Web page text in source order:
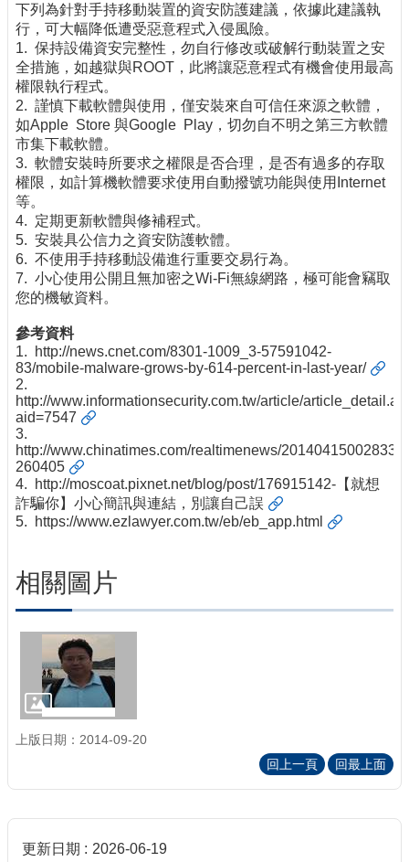
下列為針對手持移動裝置的資安防護建議，依據此建議執
行，可大幅降低遭受惡意程式入侵風險。
1. 保持設備資安完整性，勿自行修改或破解行動裝置之安
全措施，如越獄與ROOT，此將讓惡意程式有機會使用最高
權限執行程式。
2. 謹慎下載軟體與使用，僅安裝來自可信任來源之軟體，
如Apple Store 與Google Play，切勿自不明之第三方軟體
市集下載軟體。
3. 軟體安裝時所要求之權限是否合理，是否有過多的存取
權限，如計算機軟體要求使用自動撥號功能與使用Internet
等。
4. 定期更新軟體與修補程式。
5. 安裝具公信力之資安防護軟體。
6. 不使用手持移動設備進行重要交易行為。
7. 小心使用公開且無加密之Wi-Fi無線網路，極可能會竊取
您的機敏資料。
參考資料
1.
http://news.cnet.com/8301-1009_3-57591042-
83/mobile-malware-grows-by-614-percent-in-last-year/
2.
http://www.informationsecurity.com.tw/article/
aid=7547
3.
http://www.chinatimes.com/realtimenews/20140415002833-
260405
4.
http://moscoat.pixnet.net/blog/post/176915142-【就想
詐騙你】小心簡訊與連結，別讓自己誤
5.
https://www.ezlawyer.com.tw/eb/eb_app.html
相關圖片
上版日期：2014-09-20
回上一頁
回最上面
更新日期 2026-06-19